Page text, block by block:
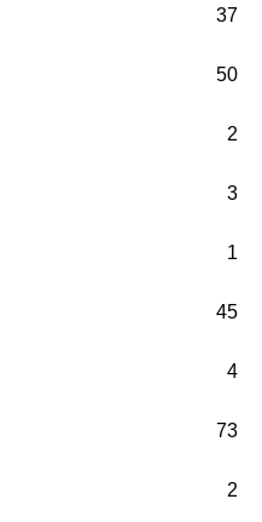
37
50
2
3
1
45
4
73
2